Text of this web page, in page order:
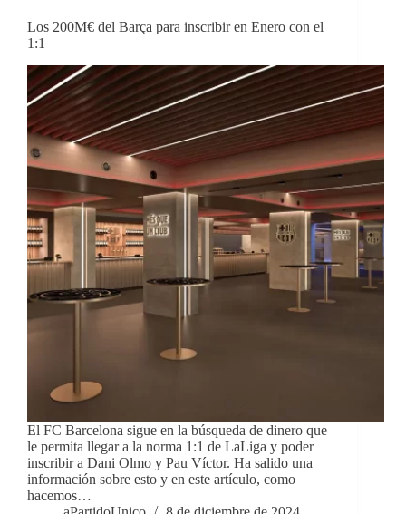
Los 200M€ del Barça para inscribir en Enero con el
1:1
El FC Barcelona sigue en la búsqueda de dinero que
le permita llegar a la norma 1:1 de LaLiga y poder
inscribir a Dani Olmo y Pau Víctor. Ha salido una
información sobre esto y en este artículo, como
hacemos…